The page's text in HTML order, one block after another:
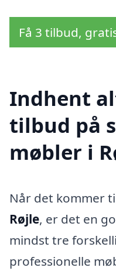
Få 3 tilbud,
Indhent
tilbud på
møbler i
Når det kommer
Røjle, er det en
mindst tre
professionelle